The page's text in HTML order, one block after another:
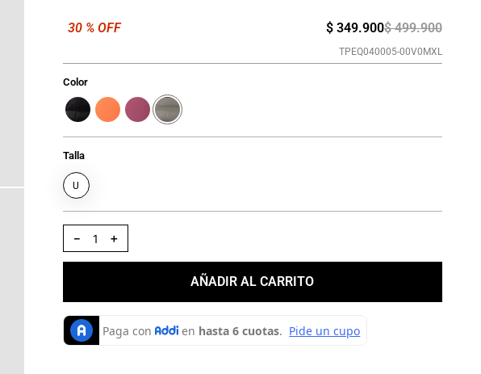
$ 499.900
$ 349.900
TPEQ040005-00V0MXL
Talla
U
Color
＋
－
AÑADIR AL CARRITO